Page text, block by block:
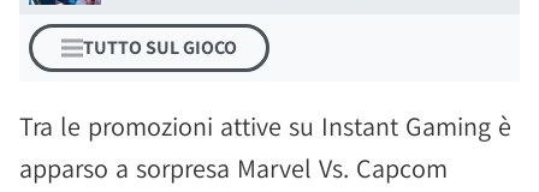
TUTTO SUL GIOCO
Tra le promozioni attive su Instant Gaming è
apparso a sorpresa Marvel Vs. Capcom